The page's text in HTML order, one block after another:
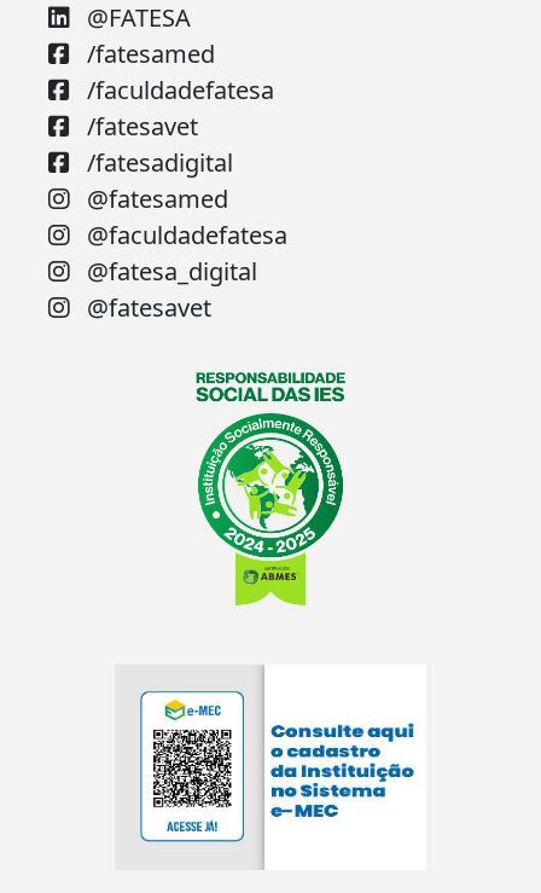
@FATESA
/fatesamed
/faculdadefatesa
/fatesavet
/fatesadigital
@fatesamed
@faculdadefatesa
@fatesa_digital
@fatesavet